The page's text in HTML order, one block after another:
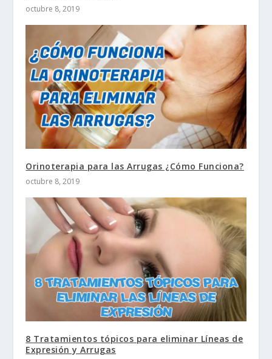
octubre 8, 2019
Orinoterapia para las Arrugas ¿Cómo Funciona?
octubre 8, 2019
8 Tratamientos tópicos para eliminar Líneas de
Expresión y Arrugas